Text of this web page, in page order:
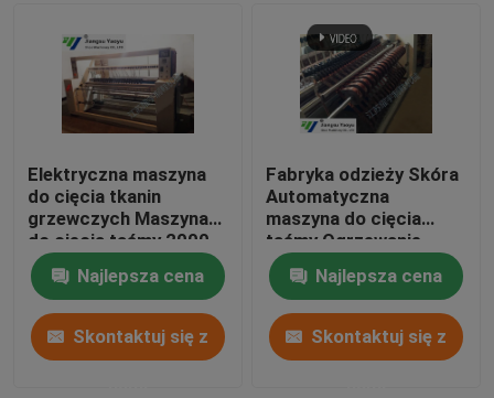
Elektryczna maszyna
do cięcia tkanin
grzewczych Maszyna
do cięcia taśmy 2000
Typ Efficiency
Najlepsza cena
Skontaktuj się z
Fabryka odzieży Skóra
Automatyczna
maszyna do cięcia
taśmy Ogrzewanie
elektryczne
Najlepsza cena
Skontaktuj się z